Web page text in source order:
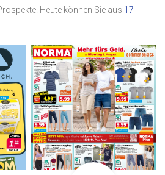
Heute können Sie aus 17